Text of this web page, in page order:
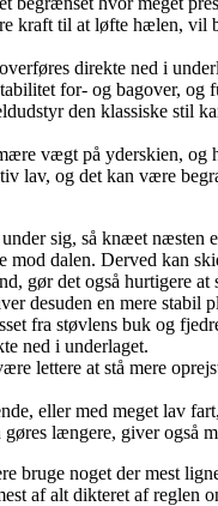
kraft til at løfte hælen,
direkte ned i
for- og bagover,
den klassiske stil
vægt på yderskien,
lav, og det kan være
sig, så knæet næsten
mod dalen. Derved kan
gør det også hurtigere
desuden en mere
fra støvlens buk og
ned i underlaget.
lettere at stå mere
eller med meget lav
længere, giver også
bruge noget der mest
af alt dikteret af reglen